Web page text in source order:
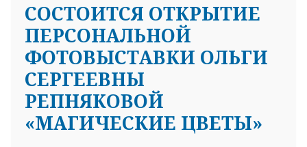
СОСТОИТСЯ ОТКРЫТИЕ
ПЕРСОНАЛЬНОЙ
ФОТОВЫСТАВКИ ОЛЬГИ
СЕРГЕЕВНЫ
РЕПНЯКОВОЙ
«МАГИЧЕСКИЕ ЦВЕТЫ»